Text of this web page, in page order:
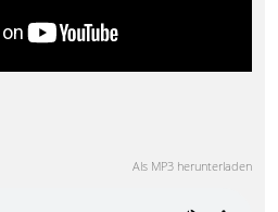
Als MP3 herunterladen